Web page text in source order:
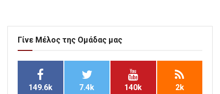
Γίνε Μέλος της Ομάδας μας
149.6k 7.4k 140k 2k